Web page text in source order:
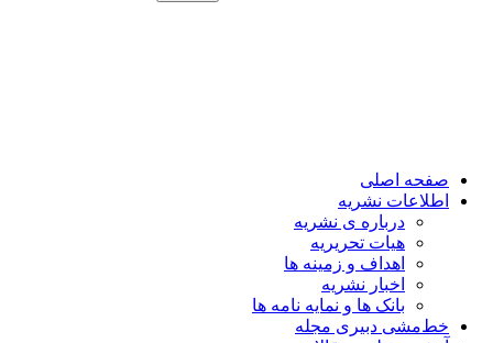
صفحه اصلی
اطلاعات نشریه
درباره ی نشریه
هیات تحریریه
اهداف و زمینه ها
اخبار نشریه
بانک ها و نمایه نامه ها
خط‌مشی دبیری مجله